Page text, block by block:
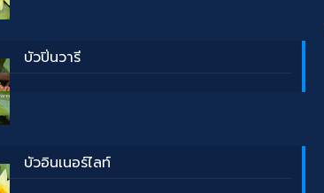
บัวปิ่นวารี
บัวอินเนอร์ไลท์